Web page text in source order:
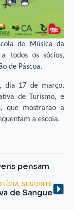
de Música da
todos os sócios,
de Páscoa.
dia 17 de março,
de Turismo, e
que mostrarão a
a escola.
pensam
SEGUINTE
de Sangue